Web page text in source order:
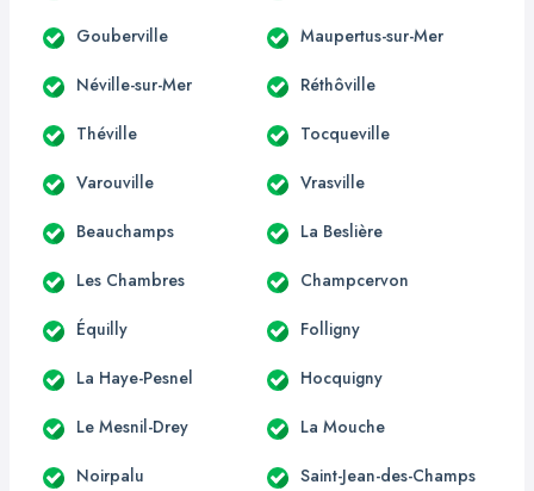
Gouberville Maupertus-sur-Mer
Néville-sur-Mer Réthôville
Théville Tocqueville
Varouville Vrasville
Beauchamps La Beslière
Les Chambres Champcervon
Équilly Folligny
La Haye-Pesnel Hocquigny
Le Mesnil-Drey La Mouche
Noirpalu Saint-Jean-des-Champs